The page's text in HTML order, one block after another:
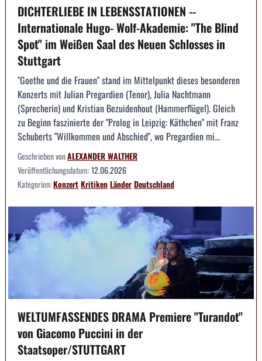
DICHTERLIEBE IN LEBENSSTATIONEN --
Internationale Hugo- Wolf-Akademie: "The Blind
Spot" im Weißen Saal des Neuen Schlosses in
Stuttgart
"Goethe und die Frauen" stand im Mittelpunkt dieses besonderen
Konzerts mit Julian Pregardien (Tenor), Julia Nachtmann
(Sprecherin) und Kristian Bezuidenhout (Hammerflügel). Gleich
zu Beginn faszinierte der "Prolog in Leipzig: Käthchen" mit Franz
Schuberts "Willkommen und Abschied", wo Pregardien mi...
Geschrieben vonALEXANDER WALTHER
Veröffentlichungsdatum:12.06.2026
Kategorien:KonzertKritikenLänderDeutschland
WELTUMFASSENDES DRAMA Premiere "Turandot"
von Giacomo Puccini in der
Staatsoper/STUTTGART